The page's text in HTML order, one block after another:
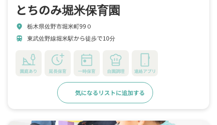
とちのみ堀米保育園
location_on 栃木県佐野市堀米町99０
train 東武佐野線堀米駅から徒歩で10分
園庭あり 延長保育 一時保育 自園調理 連絡アプリ
気になるリストに追加する